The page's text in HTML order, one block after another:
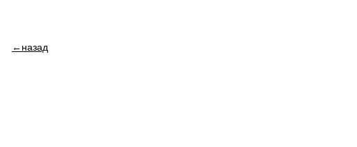
←назад